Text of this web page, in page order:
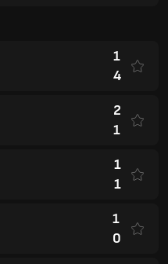
1
4
2
1
1
1
1
0